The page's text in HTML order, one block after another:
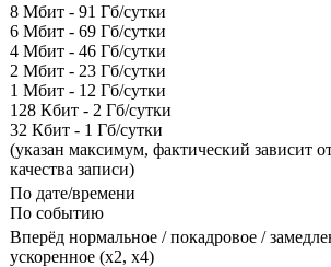
8 Мбит - 91 Гб/сутки
6 Мбит - 69 Гб/сутки
4 Мбит - 46 Гб/сутки
2 Мбит - 23 Гб/сутки
1 Мбит - 12 Гб/сутки
128 Кбит - 2 Гб/сутки
32 Кбит - 1 Гб/сутки
(указан максимум, фактический зависит
качества записи)
По дате/времени
По событию
Вперёд нормальное / покадровое /
ускоренное (х2, х4)